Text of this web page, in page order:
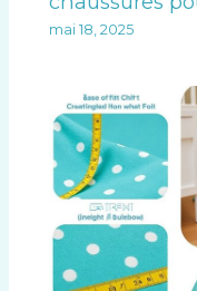
mai 18, 2025